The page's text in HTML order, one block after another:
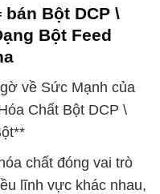
Bột DCP \
Bột Feed
về Sức Mạnh của
Chất Bột DCP \
chất đóng vai trò
lĩnh vực khác nhau,